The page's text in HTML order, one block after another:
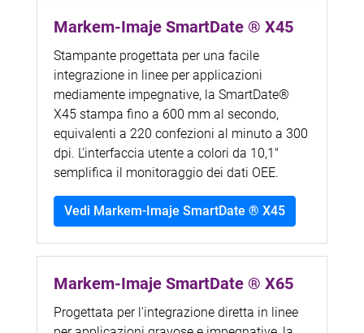
Markem-Imaje SmartDate ® X45
Stampante progettata per una facile
integrazione in linee per applicazioni
mediamente impegnative, la SmartDate®
X45 stampa fino a 600 mm al secondo,
equivalenti a 220 confezioni al minuto a 300
dpi. L'interfaccia utente a colori da 10,1"
semplifica il monitoraggio dei dati OEE.
Vedi Markem-Imaje SmartDate ® X45
Markem-Imaje SmartDate ® X65
Progettata per l'integrazione diretta in linee